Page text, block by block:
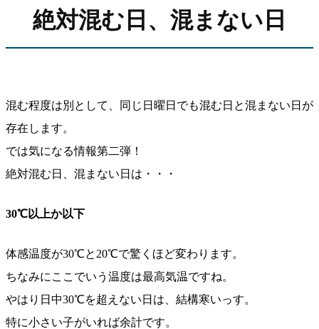
絶対混む日、混まない日
混む程度は別として、同じ日曜日でも混む日と混まない日が
存在します。
では気になる情報第二弾！
絶対混む日、混まない日は・・・
30℃以上か以下
体感温度が30℃と20℃で驚くほど変わります。
ちなみにここでいう温度は最高気温ですね。
やはり日中30℃を超えない日は、結構寒いっす。
特に小さい子がいれば余計です。